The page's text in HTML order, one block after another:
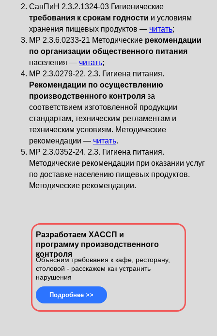
СанПиН 2.3.2.1324-03 Гигиенические
требования к срокам годности и условиям
хранения пищевых продуктов — читать;
МР 2.3.6.0233-21 Методические рекомендации
по организации общественного питания
населения — читать;
МР 2.3.0279-22. 2.3. Гигиена питания.
Рекомендации по осуществлению
производственного контроля за
соответствием изготовленной продукции
стандартам, техническим регламентам и
техническим условиям. Методические
рекомендации — читать.
МР 2.3.0352-24. 2.3. Гигиена питания.
Методические рекомендации при оказании услуг
по доставке населению пищевых продуктов.
Методические рекомендации.
Разработаем ХАССП и
программу производственного
контроля
Объясним требования к кафе, ресторану,
столовой - расскажем как устранить
нарушения
Подробнее >>